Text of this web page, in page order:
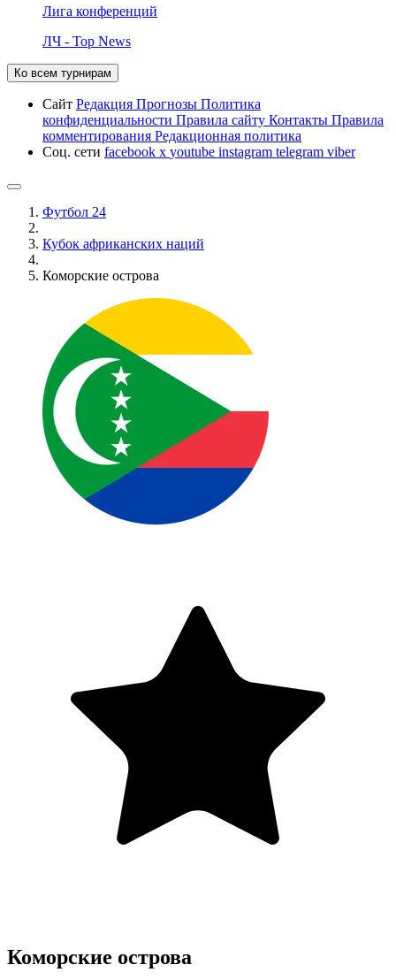
Лига конференций
ЛЧ - Top News
Ко всем турнирам
Сайт Редакция Прогнозы Политика
конфиденциальности Правила сайту Контакты Правила
комментирования Редакционная политика
Соц. сети facebook x youtube instagram telegram viber
Футбол 24
Кубок африканских наций
Коморские острова
Коморские острова